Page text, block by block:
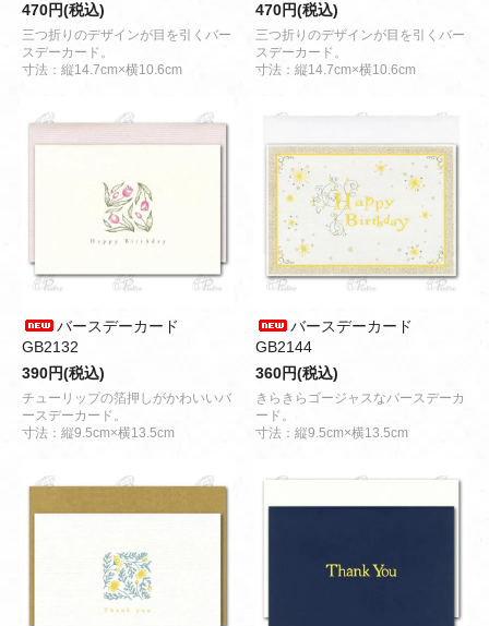
470円(税込)
三つ折りのデザインが目を引くバー
スデーカード。
寸法：縦14.7cm×横10.6cm
470円(税込)
三つ折りのデザインが目を引くバー
スデーカード。
寸法：縦14.7cm×横10.6cm
バースデーカード
GB2132
390円(税込)
チューリップの箔押しがかわいいバ
ースデーカード。
寸法：縦9.5cm×横13.5cm
バースデーカード
GB2144
360円(税込)
きらきらゴージャスなバースデーカ
ード。
寸法：縦9.5cm×横13.5cm